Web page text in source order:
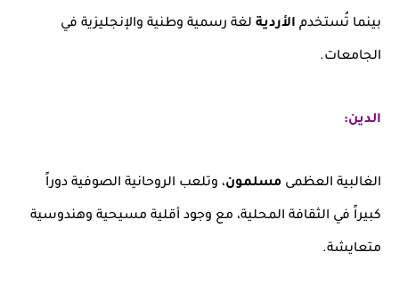
بينما تُستخدم الأردية لغة رسمية وطنية والإنجليزية في
الجامعات.
الدين:
الغالبية العظمى مسلمون، وتلعب الروحانية الصوفية دوراً
كبيراً في الثقافة المحلية، مع وجود أقلية مسيحية وهندوسية
متعايشة.